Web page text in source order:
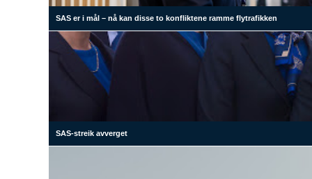
SAS er i mål – nå kan disse to konfliktene ramme flytrafikken
SAS-streik avverget